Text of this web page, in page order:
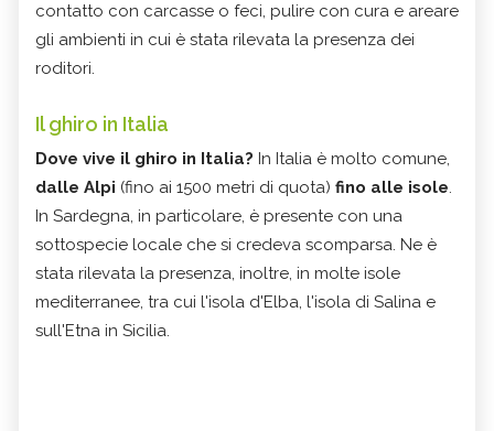
contatto con carcasse o feci, pulire con cura e areare
gli ambienti in cui è stata rilevata la presenza dei
roditori.
Il ghiro in Italia
Dove vive il ghiro in Italia? In Italia è molto comune,
dalle Alpi (fino ai 1500 metri di quota) fino alle isole.
In Sardegna, in particolare, è presente con una
sottospecie locale che si credeva scomparsa. Ne è
stata rilevata la presenza, inoltre, in molte isole
mediterranee, tra cui l'isola d'Elba, l'isola di Salina e
sull'Etna in Sicilia.